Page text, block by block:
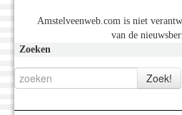
Amstelveenweb.com is niet
van de
Zoeken